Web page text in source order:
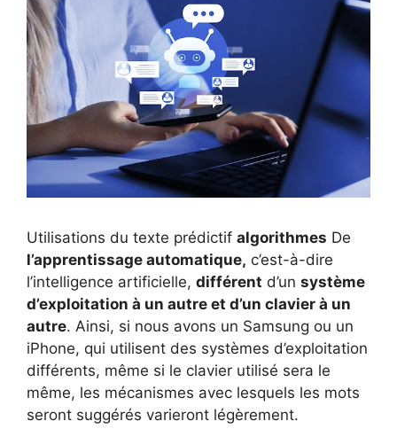
Utilisations du texte prédictif algorithmes De
l’apprentissage automatique, c’est-à-dire
l’intelligence artificielle, différent d’un système
d’exploitation à un autre et d’un clavier à un
autre. Ainsi, si nous avons un Samsung ou un
iPhone, qui utilisent des systèmes d’exploitation
différents, même si le clavier utilisé sera le
même, les mécanismes avec lesquels les mots
seront suggérés varieront légèrement.